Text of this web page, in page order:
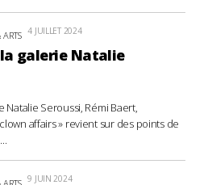
4 JUILLET 2024
galerie Natalie
Natalie Seroussi, Rémi Baert,
affairs » revient sur des points de
9 JUIN 2024